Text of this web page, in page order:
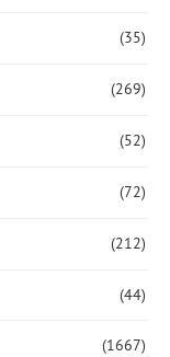
(35)
(269)
(52)
(72)
(212)
(44)
(1667)